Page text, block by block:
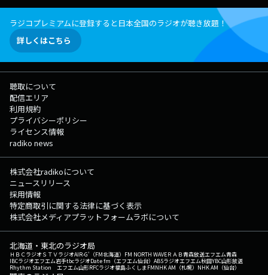
ラジコプレミアムに登録すると日本全国のラジオが聴き放題！
詳しくはこちら
聴取について
配信エリア
利用規約
プライバシーポリシー
ライセンス情報
radiko news
株式会社radikoについて
ニュースリリース
採用情報
特定商取引に関する法律に基づく表示
株式会社メディアプラットフォームラボについて
北海道・東北のラジオ局
ＨＢＣラジオＳＴＶラジオAIR-G'（FM北海道） FM NORTH WAVEＲＡＢ青森放送エフエム青森
IBCラジオエフエム岩手tbcラジオDate fm（エフエム仙台） ABSラジオエフエム秋田YBC山形放送
Rhythm Station エフエム山形RFCラジオ福島ふくしまFMNHK AM（札幌） NHK AM（仙台）